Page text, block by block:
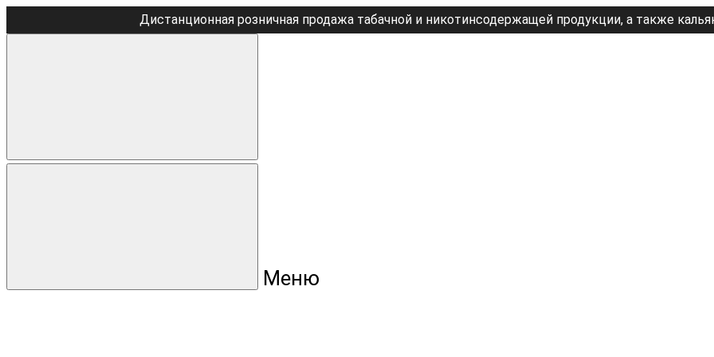
Дистанционная розничная продажа табачной и никотинсодержащей продукции, а также
Меню